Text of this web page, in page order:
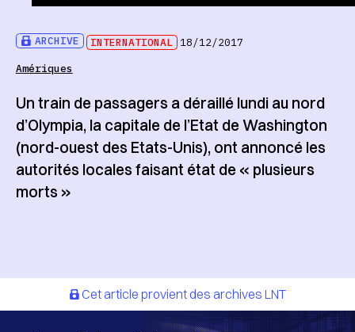
ARCHIVE INTERNATIONAL 18/12/2017
Amériques
Un train de passagers a déraillé lundi au nord
d’Olympia, la capitale de l’Etat de Washington
(nord-ouest des Etats-Unis), ont annoncé les
autorités locales faisant état de « plusieurs
morts »
Cet article provient des archives LNT